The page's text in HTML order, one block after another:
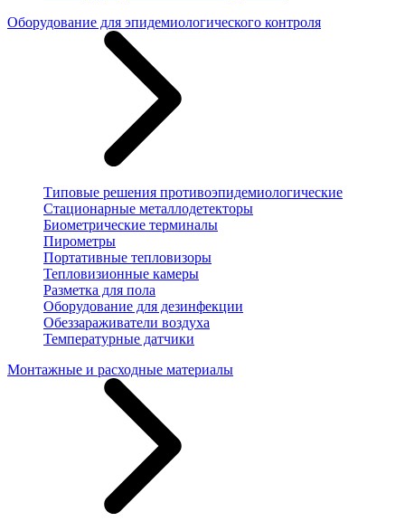
Оборудование для эпидемиологического контроля
Типовые решения противоэпидемиологические
Стационарные металлодетекторы
Биометрические терминалы
Пирометры
Портативные тепловизоры
Тепловизионные камеры
Разметка для пола
Оборудование для дезинфекции
Обеззараживатели воздуха
Температурные датчики
Монтажные и расходные материалы